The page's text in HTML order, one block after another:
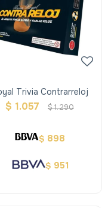
Trivia Contrarreloj
$ 1.057 $1.290
$ 898
$ 951